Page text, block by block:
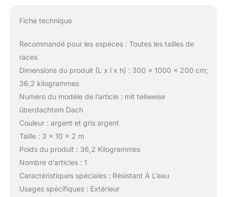
Fiche technique
Recommandé pour les espèces : Toutes les tailles de
races
Dimensions du produit (L x l x h) : 300 x 1000 x 200 cm;
36,2 kilogrammes
Numéro du modèle de l’article : mit teilweise
überdachtem Dach
Couleur : argent et gris argent
Taille : 3 x 10 x 2 m
Poids du produit : 36,2 Kilogrammes
Nombre d’articles : 1
Caractéristiques spéciales : Résistant À L’eau
Usages spécifiques : Extérieur